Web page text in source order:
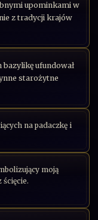
upominkami w
z tradycji krajów
ufundował
starożytne
na padaczkę i
moją
ścięcie.